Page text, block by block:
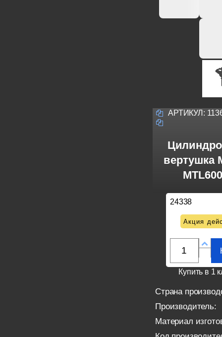
АРТИКУЛ:
вертушка
24338
Акция
Купить в 1
Страна
Производитель:
Материал